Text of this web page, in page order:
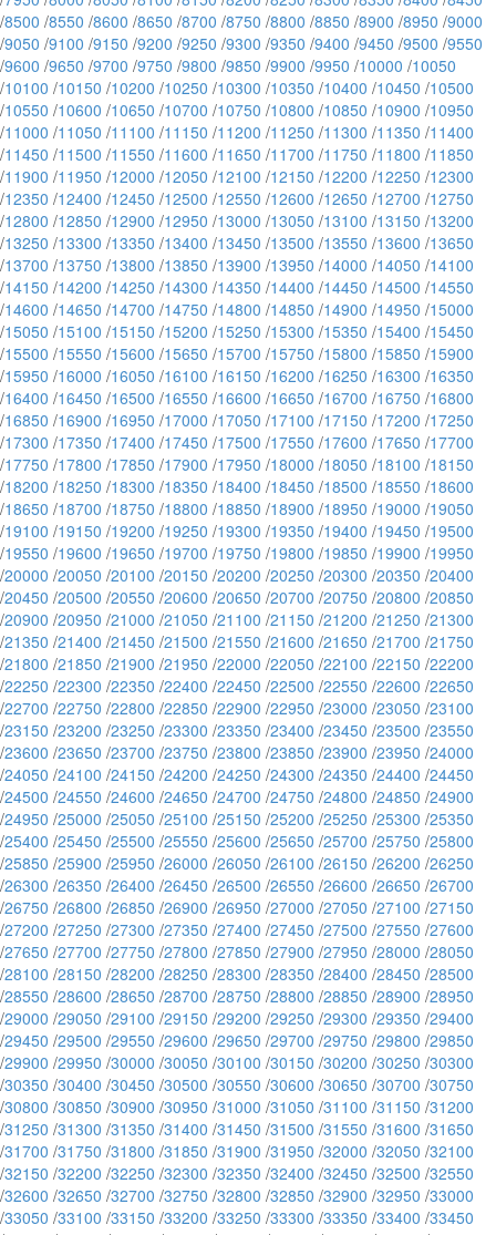
/8500 /8550 /8600 /8650 /8700 /8750 /8800 /8850 /8900 /8950 /9000
/9050 /9100 /9150 /9200 /9250 /9300 /9350 /9400 /9450 /9500 /9550
/9600 /9650 /9700 /9750 /9800 /9850 /9900 /9950 /10000 /10050
/10100 /10150 /10200 /10250 /10300 /10350 /10400 /10450 /10500
/10550 /10600 /10650 /10700 /10750 /10800 /10850 /10900 /10950
/11000 /11050 /11100 /11150 /11200 /11250 /11300 /11350 /11400
/11450 /11500 /11550 /11600 /11650 /11700 /11750 /11800 /11850
/11900 /11950 /12000 /12050 /12100 /12150 /12200 /12250 /12300
/12350 /12400 /12450 /12500 /12550 /12600 /12650 /12700 /12750
/12800 /12850 /12900 /12950 /13000 /13050 /13100 /13150 /13200
/13250 /13300 /13350 /13400 /13450 /13500 /13550 /13600 /13650
/13700 /13750 /13800 /13850 /13900 /13950 /14000 /14050 /14100
/14150 /14200 /14250 /14300 /14350 /14400 /14450 /14500 /14550
/14600 /14650 /14700 /14750 /14800 /14850 /14900 /14950 /15000
/15050 /15100 /15150 /15200 /15250 /15300 /15350 /15400 /15450
/15500 /15550 /15600 /15650 /15700 /15750 /15800 /15850 /15900
/15950 /16000 /16050 /16100 /16150 /16200 /16250 /16300 /16350
/16400 /16450 /16500 /16550 /16600 /16650 /16700 /16750 /16800
/16850 /16900 /16950 /17000 /17050 /17100 /17150 /17200 /17250
/17300 /17350 /17400 /17450 /17500 /17550 /17600 /17650 /17700
/17750 /17800 /17850 /17900 /17950 /18000 /18050 /18100 /18150
/18200 /18250 /18300 /18350 /18400 /18450 /18500 /18550 /18600
/18650 /18700 /18750 /18800 /18850 /18900 /18950 /19000 /19050
/19100 /19150 /19200 /19250 /19300 /19350 /19400 /19450 /19500
/19550 /19600 /19650 /19700 /19750 /19800 /19850 /19900 /19950
/20000 /20050 /20100 /20150 /20200 /20250 /20300 /20350 /20400
/20450 /20500 /20550 /20600 /20650 /20700 /20750 /20800 /20850
/20900 /20950 /21000 /21050 /21100 /21150 /21200 /21250 /21300
/21350 /21400 /21450 /21500 /21550 /21600 /21650 /21700 /21750
/21800 /21850 /21900 /21950 /22000 /22050 /22100 /22150 /22200
/22250 /22300 /22350 /22400 /22450 /22500 /22550 /22600 /22650
/22700 /22750 /22800 /22850 /22900 /22950 /23000 /23050 /23100
/23150 /23200 /23250 /23300 /23350 /23400 /23450 /23500 /23550
/23600 /23650 /23700 /23750 /23800 /23850 /23900 /23950 /24000
/24050 /24100 /24150 /24200 /24250 /24300 /24350 /24400 /24450
/24500 /24550 /24600 /24650 /24700 /24750 /24800 /24850 /24900
/24950 /25000 /25050 /25100 /25150 /25200 /25250 /25300 /25350
/25400 /25450 /25500 /25550 /25600 /25650 /25700 /25750 /25800
/25850 /25900 /25950 /26000 /26050 /26100 /26150 /26200 /26250
/26300 /26350 /26400 /26450 /26500 /26550 /26600 /26650 /26700
/26750 /26800 /26850 /26900 /26950 /27000 /27050 /27100 /27150
/27200 /27250 /27300 /27350 /27400 /27450 /27500 /27550 /27600
/27650 /27700 /27750 /27800 /27850 /27900 /27950 /28000 /28050
/28100 /28150 /28200 /28250 /28300 /28350 /28400 /28450 /28500
/28550 /28600 /28650 /28700 /28750 /28800 /28850 /28900 /28950
/29000 /29050 /29100 /29150 /29200 /29250 /29300 /29350 /29400
/29450 /29500 /29550 /29600 /29650 /29700 /29750 /29800 /29850
/29900 /29950 /30000 /30050 /30100 /30150 /30200 /30250 /30300
/30350 /30400 /30450 /30500 /30550 /30600 /30650 /30700 /30750
/30800 /30850 /30900 /30950 /31000 /31050 /31100 /31150 /31200
/31250 /31300 /31350 /31400 /31450 /31500 /31550 /31600 /31650
/31700 /31750 /31800 /31850 /31900 /31950 /32000 /32050 /32100
/32150 /32200 /32250 /32300 /32350 /32400 /32450 /32500 /32550
/32600 /32650 /32700 /32750 /32800 /32850 /32900 /32950 /33000
/33050 /33100 /33150 /33200 /33250 /33300 /33350 /33400 /33450